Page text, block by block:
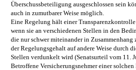
Überschussbeteiligung ausgeschlossen sein
auch in zumutbarer Weise möglich.
Eine Regelung hält einer
wenn sie an verschiedenen Stellen in den
die nur schwer miteinander in
der Regelungsgehalt auf andere Weise durch
Stellen verdunkelt wird (Senatsurteil vom 11.
Betroffene Versicherungsnehmer einer solchen